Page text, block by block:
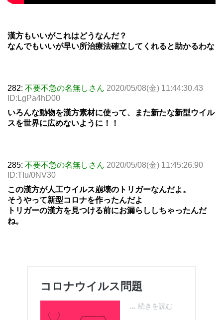
漢方もいいがこれはどうなんだ？
なんでもいいが早い所治療法確立してくれると助かるわな
282: 不要不急の名無しさん 2020/05/08(金) 11:44:30.43
ID:LgPa4hD00
いろんな動物を漢方素材に使って、また新たな新型ウイル
スを世界に広めないように！！
285: 不要不急の名無しさん 2020/05/08(金) 11:45:26.90
ID:TIu/0NV30
この漢方が人工ウイルス崩壊のトリガーなんだよ。
そうやって新型コロナを作ったんだよ
トリガーの漢方を見つける前にお漏らししちゃったんだ
ね。